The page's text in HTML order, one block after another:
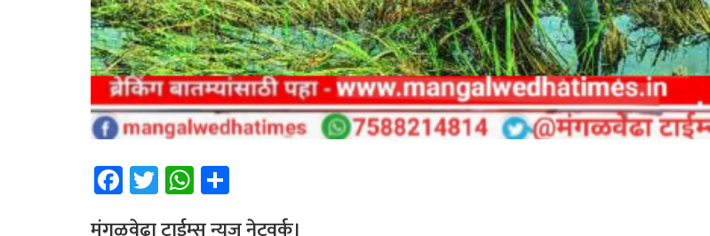
Fa
ce
T
wi
W
h ar